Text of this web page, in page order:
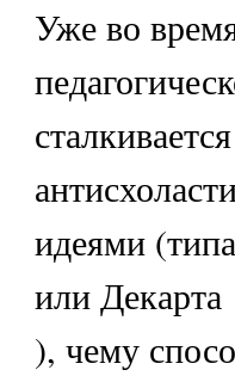
Уже во
идеями
или Декарта
), чему